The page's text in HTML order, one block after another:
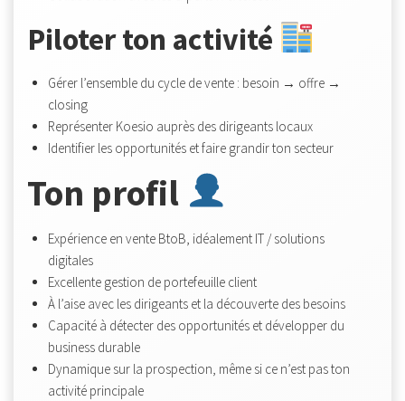
Piloter ton activité
Gérer l’ensemble du cycle de vente : besoin → offre →
closing
Représenter Koesio auprès des dirigeants locaux
Identifier les opportunités et faire grandir ton secteur
Ton profil
Expérience en vente BtoB, idéalement IT / solutions
digitales
Excellente gestion de portefeuille client
À l’aise avec les dirigeants et la découverte des besoins
Capacité à détecter des opportunités et développer du
business durable
Dynamique sur la prospection, même si ce n’est pas ton
activité principale